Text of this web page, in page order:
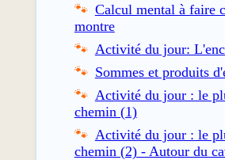
Calcul mental à faire
montre
Activité du jour:
Sommes et produits
Activité du jour : le
chemin (1)
Activité du jour : le
chemin (2) - Autour du